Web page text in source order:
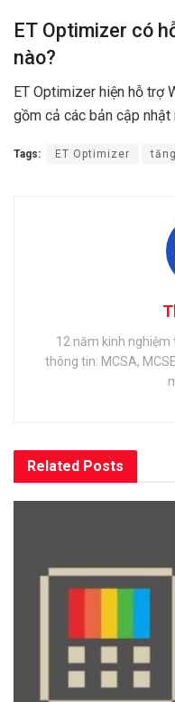
ET Optimizer có
nào?
ET Optimizer hiện hỗ trợ
gồm cả các bản cập nhật
Tags: ET Optimizer
12 năm kinh
thông tin: MCSA,
Related Posts